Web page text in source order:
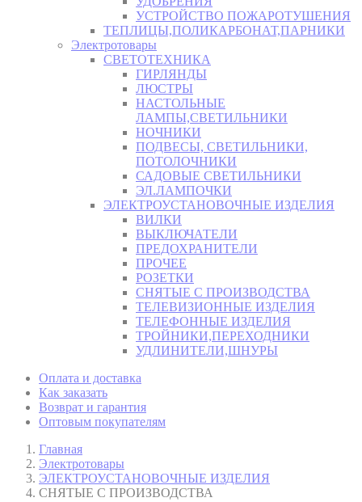
УСТРОЙСТВО ПОЖАРОТУШЕНИЯ
ТЕПЛИЦЫ,ПОЛИКАРБОНАТ,ПАРНИКИ
Электротовары
СВЕТОТЕХНИКА
ГИРЛЯНДЫ
ЛЮСТРЫ
НАСТОЛЬНЫЕ
ЛАМПЫ,СВЕТИЛЬНИКИ
НОЧНИКИ
ПОДВЕСЫ, СВЕТИЛЬНИКИ,
ПОТОЛОЧНИКИ
САДОВЫЕ СВЕТИЛЬНИКИ
ЭЛ.ЛАМПОЧКИ
ЭЛЕКТРОУСТАНОВОЧНЫЕ ИЗДЕЛИЯ
ВИЛКИ
ВЫКЛЮЧАТЕЛИ
ПРЕДОХРАНИТЕЛИ
ПРОЧЕЕ
РОЗЕТКИ
СНЯТЫЕ С ПРОИЗВОДСТВА
ТЕЛЕВИЗИОННЫЕ ИЗДЕЛИЯ
ТЕЛЕФОННЫЕ ИЗДЕЛИЯ
ТРОЙНИКИ,ПЕРЕХОДНИКИ
УДЛИНИТЕЛИ,ШНУРЫ
Оплата и доставка
Как заказать
Возврат и гарантия
Оптовым покупателям
Главная
Электротовары
ЭЛЕКТРОУСТАНОВОЧНЫЕ ИЗДЕЛИЯ
СНЯТЫЕ С ПРОИЗВОДСТВА